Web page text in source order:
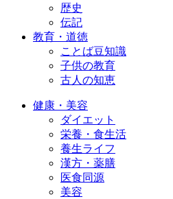
歴史
伝記
教育・道徳
ことば豆知識
子供の教育
古人の知恵
健康・美容
ダイエット
栄養・食生活
養生ライフ
漢方・薬膳
医食同源
美容